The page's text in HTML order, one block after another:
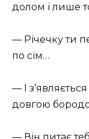
долом і лише
— Річечку ти
по сім…
— І
довгою